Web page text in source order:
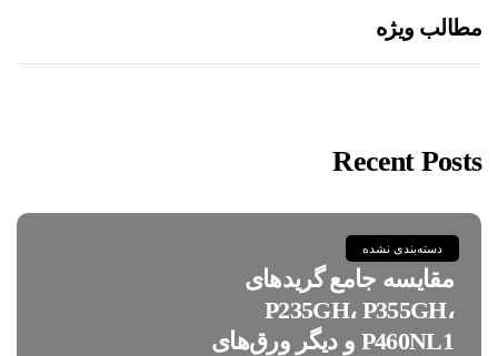
مطالب ویژه
Recent Posts
دسته‌بندی نشده
مقایسه جامع گریدهای
P235GH، P355GH،
P460NL1 و دیگر ورق‌های